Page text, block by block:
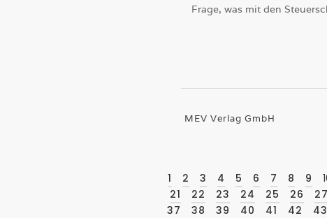
Frage, was mit den
MEV Verlag GmbH
1 2 3 4 5 6 7 8 9
21
22 23 24 25 26 27
37
38 39 40 41 42 43